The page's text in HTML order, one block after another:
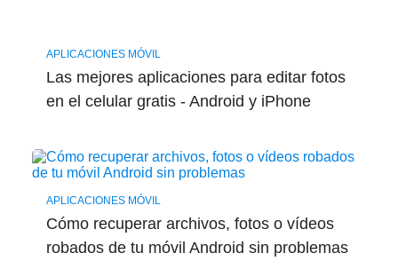
APLICACIONES MÓVIL
Las mejores aplicaciones para editar fotos
en el celular gratis - Android y iPhone
APLICACIONES MÓVIL
Cómo recuperar archivos, fotos o vídeos
robados de tu móvil Android sin problemas